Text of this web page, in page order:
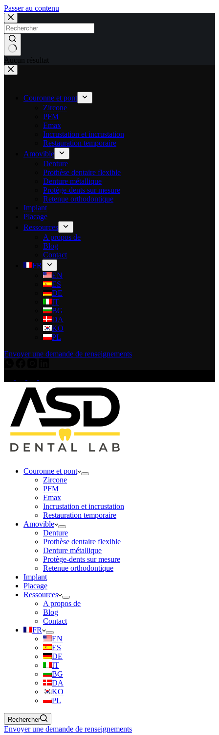
Passer au contenu
Aucun résultat
Couronne et pont
Zircone
PFM
Emax
Incrustation et incrustation
Restauration temporaire
Amovible
Denture
Prothèse dentaire flexible
Denture métallique
Protège-dents sur mesure
Retenue orthodontique
Implant
Placage
Ressources
A propos de
Blog
Contact
FR
EN
ES
DE
IT
BG
DA
KO
PL
Envoyer une demande de renseignements
Couronne et pont
Zircone
PFM
Emax
Incrustation et incrustation
Restauration temporaire
Amovible
Denture
Prothèse dentaire flexible
Denture métallique
Protège-dents sur mesure
Retenue orthodontique
Implant
Placage
Ressources
A propos de
Blog
Contact
FR
EN
ES
DE
IT
BG
DA
KO
PL
Rechercher
Envoyer une demande de renseignements